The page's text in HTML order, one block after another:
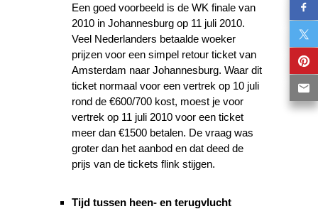
Een goed voorbeeld is de WK finale van
2010 in Johannesburg op 11 juli 2010.
Veel Nederlanders betaalde woeker
prijzen voor een simpel retour ticket van
Amsterdam naar Johannesburg. Waar dit
ticket normaal voor een vertrek op 10 juli
rond de €600/700 kost, moest je voor
vertrek op 11 juli 2010 voor een ticket
meer dan €1500 betalen. De vraag was
groter dan het aanbod en dat deed de
prijs van de tickets flink stijgen.
Tijd tussen heen- en terugvlucht